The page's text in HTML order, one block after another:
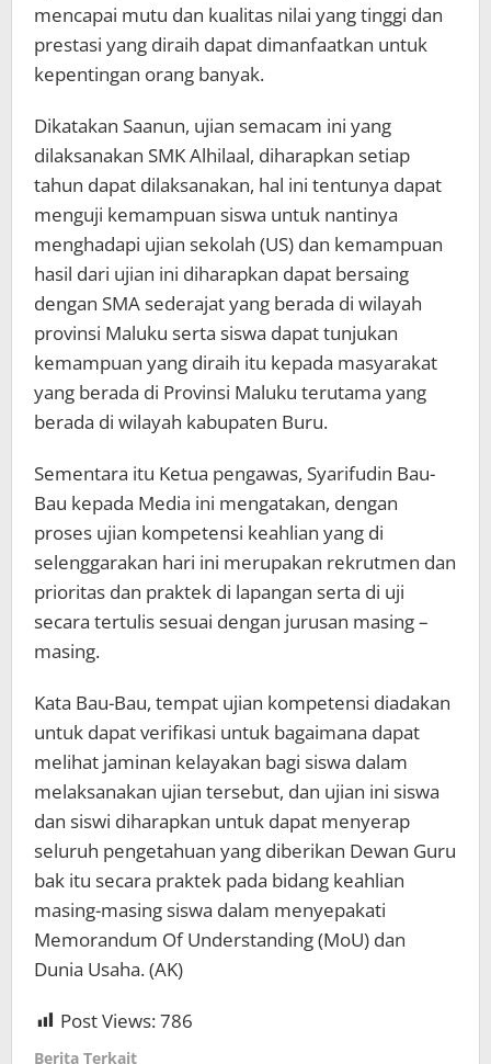
mencapai mutu dan kualitas nilai yang tinggi dan
prestasi yang diraih dapat dimanfaatkan untuk
kepentingan orang banyak.
Dikatakan Saanun, ujian semacam ini yang
dilaksanakan SMK Alhilaal, diharapkan setiap
tahun dapat dilaksanakan, hal ini tentunya dapat
menguji kemampuan siswa untuk nantinya
menghadapi ujian sekolah (US) dan kemampuan
hasil dari ujian ini diharapkan dapat bersaing
dengan SMA sederajat yang berada di wilayah
provinsi Maluku serta siswa dapat tunjukan
kemampuan yang diraih itu kepada masyarakat
yang berada di Provinsi Maluku terutama yang
berada di wilayah kabupaten Buru.
Sementara itu Ketua pengawas, Syarifudin Bau-
Bau kepada Media ini mengatakan, dengan
proses ujian kompetensi keahlian yang di
selenggarakan hari ini merupakan rekrutmen dan
prioritas dan praktek di lapangan serta di uji
secara tertulis sesuai dengan jurusan masing –
masing.
Kata Bau-Bau, tempat ujian kompetensi diadakan
untuk dapat verifikasi untuk bagaimana dapat
melihat jaminan kelayakan bagi siswa dalam
melaksanakan ujian tersebut, dan ujian ini siswa
dan siswi diharapkan untuk dapat menyerap
seluruh pengetahuan yang diberikan Dewan Guru
bak itu secara praktek pada bidang keahlian
masing-masing siswa dalam menyepakati
Memorandum Of Understanding (MoU) dan
Dunia Usaha. (AK)
Post Views:786
Berita Terkait